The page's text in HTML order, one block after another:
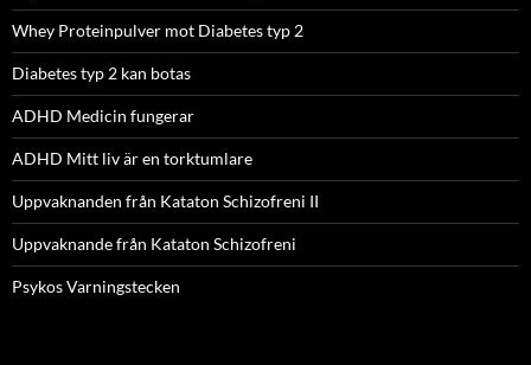
Whey Proteinpulver mot Diabetes typ 2
Diabetes typ 2 kan botas
ADHD Medicin fungerar
ADHD Mitt liv är en torktumlare
Uppvaknanden från Kataton Schizofreni II
Uppvaknande från Kataton Schizofreni
Psykos Varningstecken